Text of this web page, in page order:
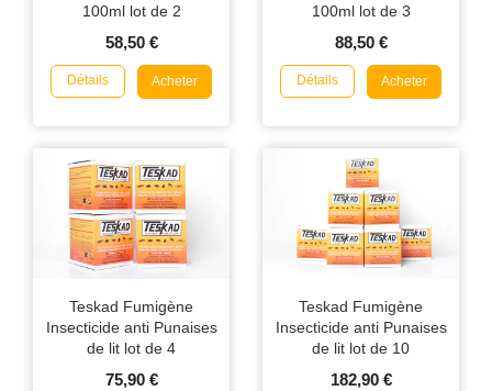
100ml lot de 2
58,50 €
Détails Acheter
100ml lot de 3
88,50 €
Détails Acheter
Teskad Fumigène
Insecticide anti Punaises
de lit lot de 4
75,90 €
Teskad Fumigène
Insecticide anti Punaises
de lit lot de 10
182,90 €